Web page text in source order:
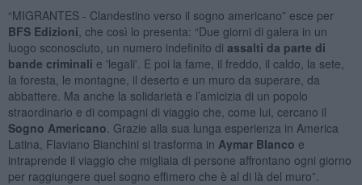
“MIGRANTES - Clandestino verso il sogno americano” esce per
BFS Edizioni , che così lo presenta: “Due giorni di galera in un
luogo sconosciuto, un numero indefinito di assalti da parte di
bande criminali e 'legali'. E poi la fame, il freddo, il caldo, la sete,
la foresta, le montagne, il deserto e un muro da superare, da
abbattere. Ma anche la solidarietà e l’amicizia di un popolo
straordinario e di compagni di viaggio che, come lui, cercano il
Sogno Americano . Grazie alla sua lunga esperienza in America
Latina, Flaviano Bianchini si trasforma in Aymar Blanco e
intraprende il viaggio che migliaia di persone affrontano ogni giorno
per raggiungere quel sogno effimero che è al di là del muro”.